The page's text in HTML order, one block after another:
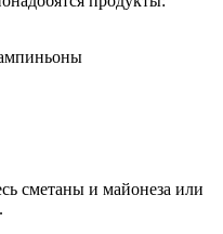
сметаны и майонеза или